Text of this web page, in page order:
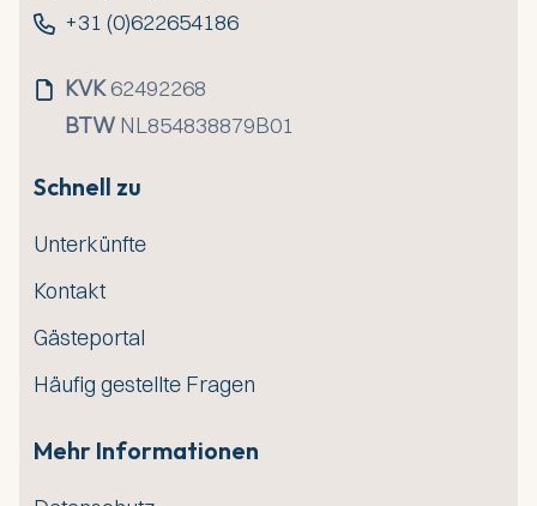
+31 (0)622654186
KVK62492268
BTW NL854838879B01
Schnell zu
Unterkünfte
Kontakt
Gästeportal
Häufig gestellte Fragen
Mehr Informationen